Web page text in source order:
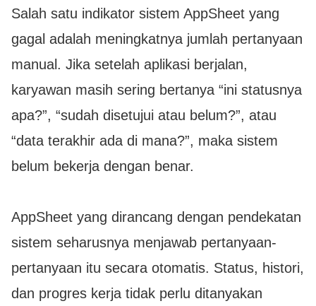
Salah satu indikator sistem AppSheet yang
gagal adalah meningkatnya jumlah pertanyaan
manual. Jika setelah aplikasi berjalan,
karyawan masih sering bertanya “ini statusnya
apa?”, “sudah disetujui atau belum?”, atau
“data terakhir ada di mana?”, maka sistem
belum bekerja dengan benar.
AppSheet yang dirancang dengan pendekatan
sistem seharusnya menjawab pertanyaan-
pertanyaan itu secara otomatis. Status, histori,
dan progres kerja tidak perlu ditanyakan